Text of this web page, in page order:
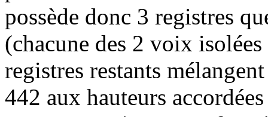
possède donc 3 registres
(chacune des 2 voix
registres restants
442 aux hauteurs